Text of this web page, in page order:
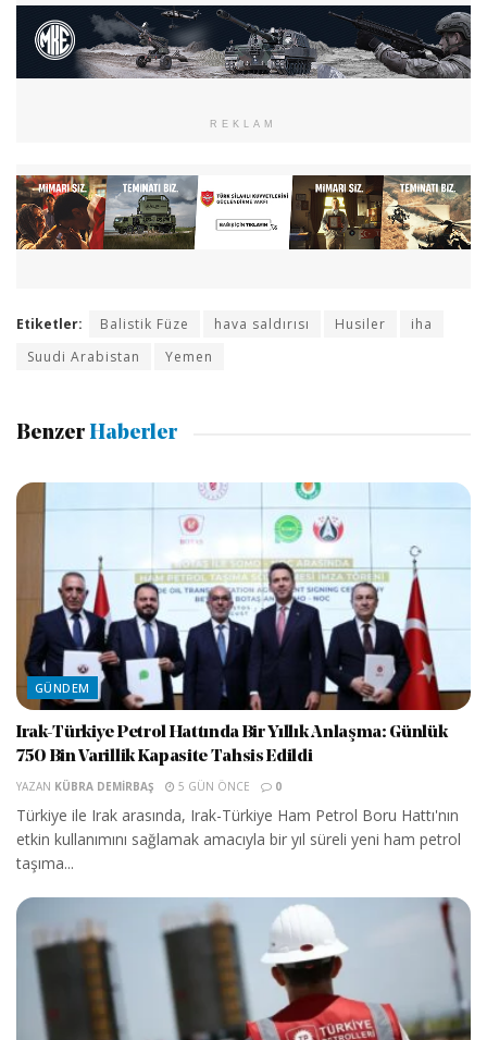
REKLAM
Etiketler: Balistik Füze hava saldırısı Husiler
iha
Suudi Arabistan
Yemen
Benzer Haberler
GÜNDEM
Irak-Türkiye Petrol Hattında Bir Yıllık Anlaşma: Günlük
750 Bin Varillik Kapasite Tahsis Edildi
YAZAN KÜBRA DEMIRBAŞ 5 GÜN ÖNCE 0
Türkiye ile Irak arasında, Irak-Türkiye Ham Petrol Boru Hattı'nın
etkin kullanımını sağlamak amacıyla bir yıl süreli yeni ham petrol
taşıma...